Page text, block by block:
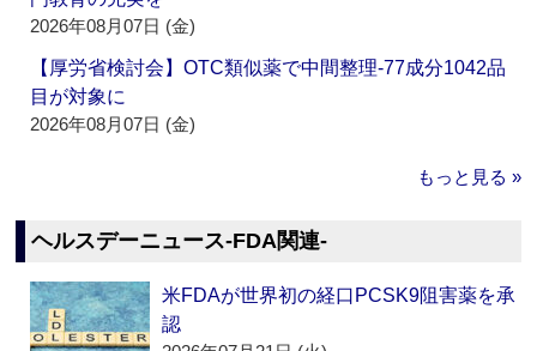
2026年08月07日 (金)
【厚労省検討会】OTC類似薬で中間整理‐77成分1042品
目が対象に
2026年08月07日 (金)
もっと見る »
ヘルスデーニュース‐FDA関連‐
米FDAが世界初の経口PCSK9阻害薬を承
認